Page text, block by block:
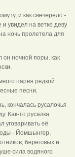
и как свечерело -
увидел на ветке деву
ночь пролетела для
он ночной поры, как
парня редкой
песни.
кончалась русалочья
Как-то русалка
уговаривать её
- Йомшынгер,
береговых и
сила водяного